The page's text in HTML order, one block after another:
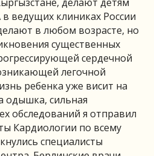
ведущих клиниках России
в любом возрасте, но
существенных
сердечной
легочной
ребенка уже висит на
одышка, сильная
обследований я отправил
Кардиологии по всему
специалисты